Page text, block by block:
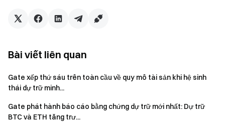
nhỏ, và cuối cùng là một tổ chức toàn cầu với gần 3.000
Tôi vẫn nhớ buổi gặp mặt đầu tiên của đội ngũ. Đó là một
ngày đông lạnh giá, chỉ có vài người tham dự. Không có
chương trình nghị sự chính thức. Chúng tôi chỉ ngồi lại và
thảo luận về những ý tưởng còn nhiều bất định.
Nhưng ngay lúc đó, mọi thứ đã trở nên thực tế.
Bài viết liên quan
Gate xếp thứ sáu trên toàn cầu về quy mô tài sản khi hệ sinh
thái dự trữ minh...
Gate phát hành báo cáo bằng chứng dự trữ mới nhất: Dự trữ
BTC và ETH tăng trư...